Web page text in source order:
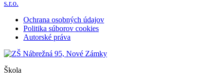
s.r.o.
Ochrana osobných údajov
Politika súborov cookies
Autorské práva
Škola